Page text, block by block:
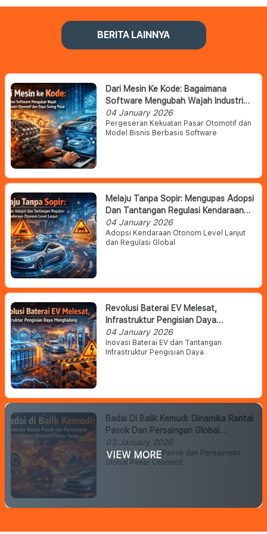
BERITA LAINNYA
Dari Mesin Ke Kode: Bagaimana
Software Mengubah Wajah Industri
Otomotif Dan Daya Saing Pasar
04 January 2026
Pergeseran Kekuatan Pasar Otomotif dan
Model Bisnis Berbasis Software
Melaju Tanpa Sopir: Mengupas Adopsi
Dan Tantangan Regulasi Kendaraan
Otonom Level Lanjut
04 January 2026
Adopsi Kendaraan Otonom Level Lanjut
dan Regulasi Global
Revolusi Baterai EV Melesat,
Infrastruktur Pengisian Daya
Menghadang
04 January 2026
Inovasi Baterai EV dan Tantangan
Infrastruktur Pengisian Daya
Badai Di Balik Kemudi: Dinamika Rantai
Pasok Dan Persaingan Global
Otomotif Makin Panas
03 January 2026
Dinamika Rantai Pasok dan Persaingan
Global Pasar Otomotif
VIEW MORE